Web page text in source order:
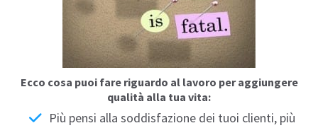
Ecco cosa puoi fare riguardo al lavoro per aggiungere
qualità alla tua vita:
Più pensi alla soddisfazione dei tuoi clienti, più